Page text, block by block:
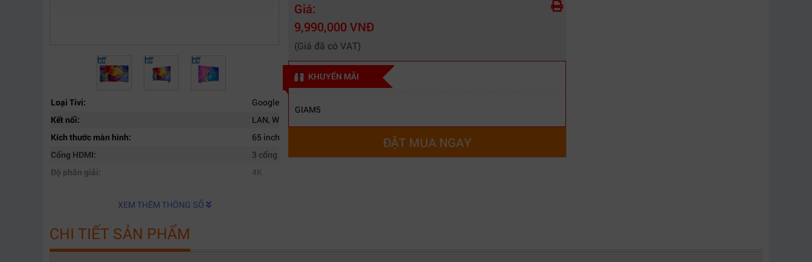
Loại Tivi:
Google TV
Kết nối:
LAN, Wifi
Kích thước màn hình:
65 inch
Cổng HDMI:
3 cổng
Độ phân giải:
4K
XEM THÊM THÔNG SỐ
Giá:
9,990,000 VNĐ
(Giá đã có VAT)
KHUYẾN MÃI
GIAM5
ĐẶT MUA NGAY
CHI TIẾT SẢN PHẨM